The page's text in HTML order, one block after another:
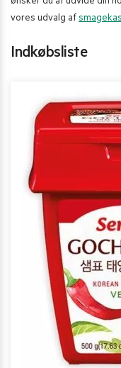
vores udvalg af
Indkøbsliste